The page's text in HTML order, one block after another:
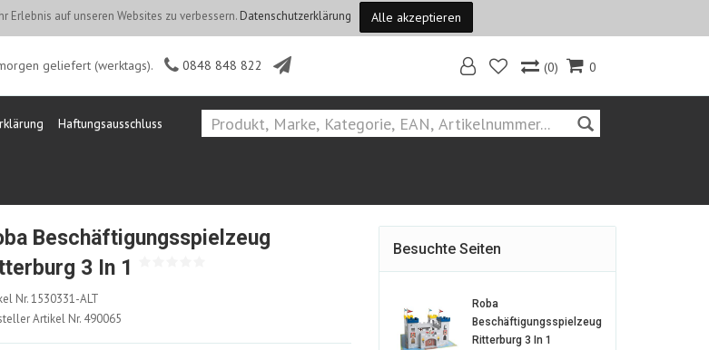
Erlebnis auf unseren Websites zu verbessern. Datenschutzerklärung Alle akzeptieren
geliefert (werktags).
0848 848 822
0
(0)
Haftungsausschluss
Beschäftigungsspielzeug
3 In 1
Nr.1530331-ALT
Artikel Nr. 490065
Besuchte Seiten
Roba
Beschäftigungsspielzeug
Ritterburg 3 In 1